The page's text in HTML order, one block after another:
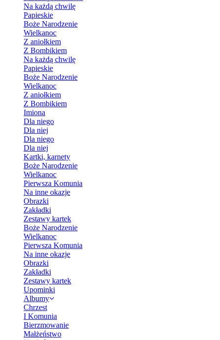
Na każdą chwilę
Papieskie
Boże Narodzenie
Wielkanoc
Z aniołkiem
Z Bombikiem
Na każdą chwilę
Papieskie
Boże Narodzenie
Wielkanoc
Z aniołkiem
Z Bombikiem
Imiona
Dla niego
Dla niej
Dla niego
Dla niej
Kartki, karnety
Boże Narodzenie
Wielkanoc
Pierwsza Komunia
Na inne okazje
Obrazki
Zakładki
Zestawy kartek
Boże Narodzenie
Wielkanoc
Pierwsza Komunia
Na inne okazje
Obrazki
Zakładki
Zestawy kartek
Upominki
Albumy
Chrzest
I Komunia
Bierzmowanie
Małżeństwo